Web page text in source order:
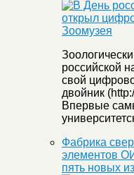
российской
свой
двойник
Впервые
Фабрика
элементов
пять новых